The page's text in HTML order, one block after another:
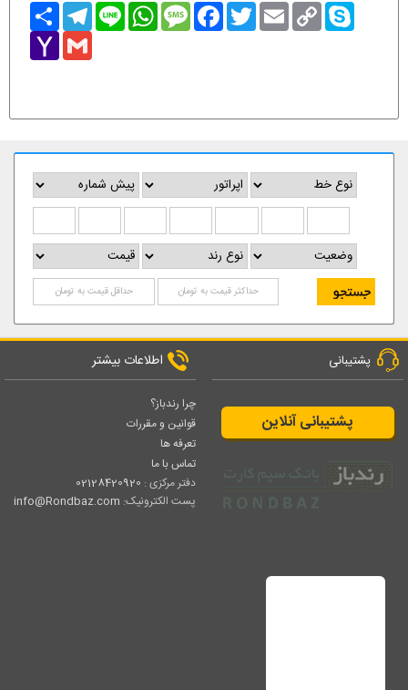
اشتراکTelegram Line
WhatsAppMessageFacebookTwitter Email
Copy
Link
Skype
Yahoo
Mail
Gmail
پشتیبانی
پشتیبانی آنلاین
اطلاعات بیشتر
چرا رندباز؟
قوانین و مقررات
تعرفه ها
تماس با ما
دفتر مرکزی : 02128420920
پست الکترونیک: info@Rondbaz.com